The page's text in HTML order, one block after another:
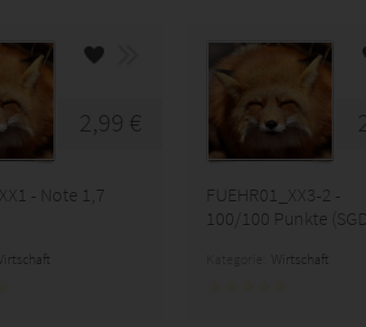
2,99 €
- Note 1,7
FUEHR01_XX3-2 -
100/100 Punkte
Wirtschaft